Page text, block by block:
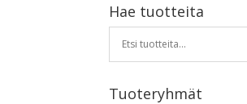
Hae tuotteita
Tuoteryhmät